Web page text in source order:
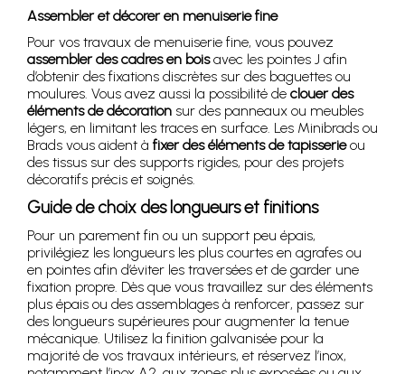
Assembler et décorer en menuiserie fine
Pour vos travaux de menuiserie fine, vous pouvez
assembler des cadres en boisavec les pointes J afin
d’obtenir des fixations discrètes sur des baguettes ou
moulures. Vous avez aussi la possibilité de clouer des
éléments de décoration sur des panneaux ou meubles
légers, en limitant les traces en surface. Les Minibrads ou
Brads vous aident à fixer des éléments de tapisserieou
des tissus sur des supports rigides, pour des projets
décoratifs précis et soignés.
Guide de choix des longueurs et finitions
Pour un parement fin ou un support peu épais,
privilégiez les longueurs les plus courtes en agrafes ou
en pointes afin d’éviter les traversées et de garder une
fixation propre. Dès que vous travaillez sur des éléments
plus épais ou des assemblages à renforcer, passez sur
des longueurs supérieures pour augmenter la tenue
mécanique. Utilisez la finition galvanisée pour la
majorité de vos travaux intérieurs, et réservez l’inox,